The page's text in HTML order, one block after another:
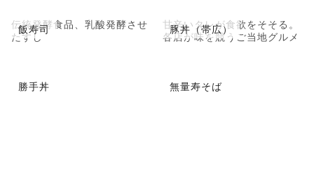
飯寿司
伝統発酵食品、乳酸発酵させ
たすし
豚丼（帯広）
甘辛いタレが食欲をそそる。
各店が味を競うご当地グルメ
勝手丼 無量寿そば